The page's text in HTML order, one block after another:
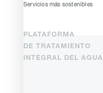
Servicios más sostenibles
PLATAFORMA
DE TRATAMIENTO
INTEGRAL DEL AGUA